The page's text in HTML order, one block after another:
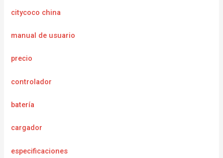
citycoco china
manual de usuario
precio
controlador
batería
cargador
especificaciones